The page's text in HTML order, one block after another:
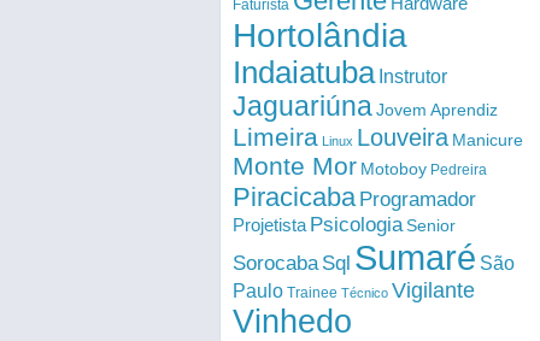
Faturista
Hortolândia
Indaiatuba Instrutor
Jaguariúna Jovem Aprendiz
Limeira Linux Louveira Manicure
Monte Mor Motoboy Pedreira
Piracicaba Programador
Projetista PsicologiaSenior
Sorocaba Sql Sumaré São
Paulo Trainee Técnico Vigilante
Vinhedo